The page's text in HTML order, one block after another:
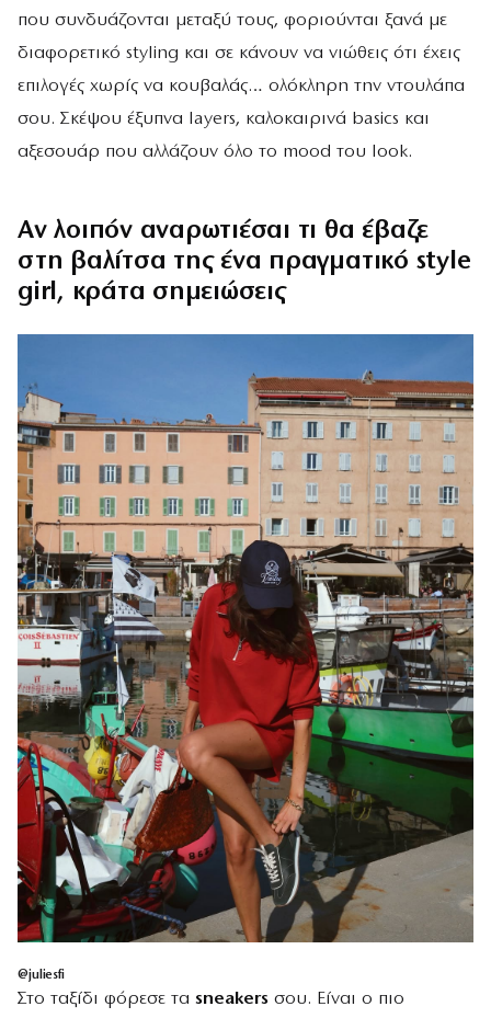
που συνδυάζονται μεταξύ τους, φοριούνται ξανά με
διαφορετικό styling και σε κάνουν να νιώθεις ότι έχεις
επιλογές χωρίς να κουβαλάς… ολόκληρη την ντουλάπα
σου. Σκέψου έξυπνα layers, καλοκαιρινά basics και
αξεσουάρ που αλλάζουν όλο το mood του look.
Αν λοιπόν αναρωτιέσαι τι θα έβαζε
στη βαλίτσα της ένα πραγματικό style
girl, κράτα σημειώσεις
@juliesfi
Στο ταξίδι φόρεσε τα sneakers σου. Είναι ο πιο